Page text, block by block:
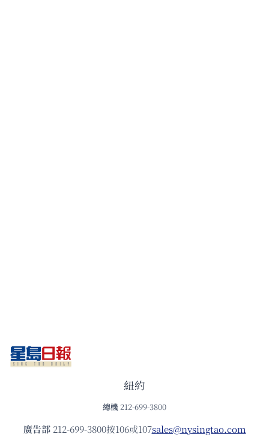
紐約
總機 212-699-3800
廣告部212-699-3800按106或107sales@nysingtao.com